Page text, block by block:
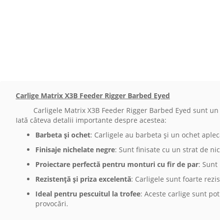
Carlige Matrix X3B Feeder Rigger Barbed Eyed
Carligele Matrix X3B Feeder Rigger Barbed Eyed sunt
Iată câteva detalii importante despre acestea:
Barbeta și ochet: Carligele au barbeta și un ochet
Finisaje nichelate negre: Sunt finisate cu un strat de
Proiectare perfectă pentru monturi cu fir de par:
Rezistență și priza excelentă: Carligele sunt foarte
Ideal pentru pescuitul la trofee: Aceste carlige sunt
provocări.